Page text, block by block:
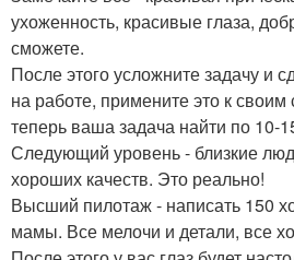
ухоженность, красивые глаза,
сможете.
После этого усложните задачу и
на работе, примените это к своим
теперь ваша задача найти по 10-
Следующий уровень - близкие
хороших качеств. Это реально!
Высший пилотаж - написать 150
мамы. Все мелочи и детали, все